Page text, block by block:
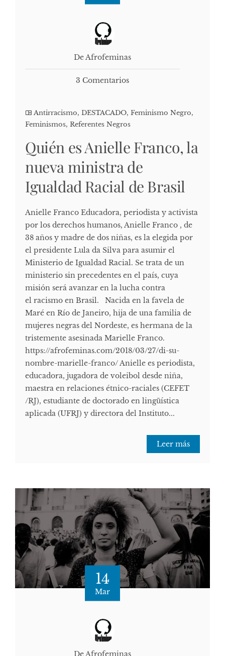
De Afrofeminas
3 Comentarios
Antirracismo, DESTACADO, Feminismo Negro,
Feminismos, Referentes Negros
Quién es Anielle Franco, la
nueva ministra de
Igualdad Racial de Brasil
Anielle Franco Educadora, periodista y activista
por los derechos humanos, Anielle Franco , de
38 años y madre de dos niñas, es la elegida por
el presidente Lula da Silva para asumir el
Ministerio de Igualdad Racial. Se trata de un
ministerio sin precedentes en el país, cuya
misión será avanzar en la lucha contra
el racismo en Brasil. Nacida en la favela de
Maré en Río de Janeiro, hija de una familia de
mujeres negras del Nordeste, es hermana de la
tristemente asesinada Marielle Franco.
https://afrofeminas.com/2018/03/27/di-su-
nombre-marielle-franco/ Anielle es periodista,
educadora, jugadora de voleibol desde niña,
maestra en relaciones étnico-raciales (CEFET
/RJ), estudiante de doctorado en lingüística
aplicada (UFRJ) y directora del Instituto...
Leer más
14
Mar
De Afrofeminas